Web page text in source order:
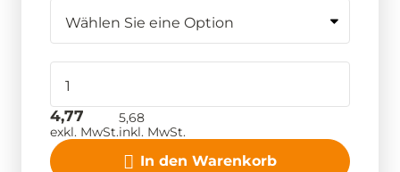
In den Warenkorb
4,77
exkl. MwSt.
5,68
inkl. MwSt.